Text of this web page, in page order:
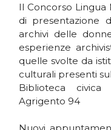
Il Concorso
di presentazione
archivi delle
esperienze
quelle svolte da
culturali presenti
Biblioteca
Agrigento 94